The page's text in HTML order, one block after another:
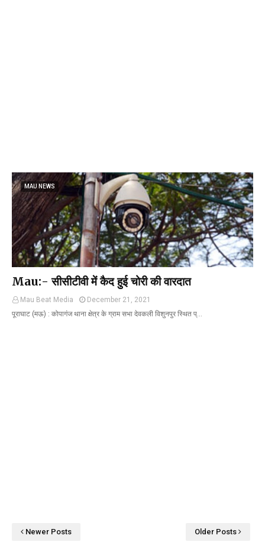
MAU NEWS
Mau:- सीसीटीवी में कैद हुई चोरी की वारदात
Mau Beat Media
December 21, 2021
पूराघाट (मऊ) : कोपागंज थाना क्षेत्र के ग्राम सभा देवकली विशुनपुर स्थित प्…
Newer Posts Older Posts